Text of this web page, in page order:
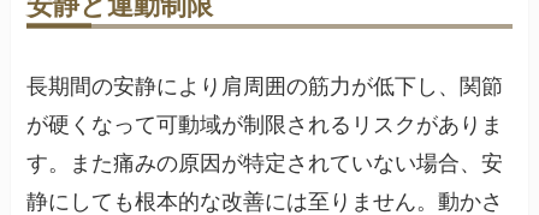
長期間の安静により肩周囲の筋力が低下し、関節
が硬くなって可動域が制限されるリスクがありま
す。また痛みの原因が特定されていない場合、安
静にしても根本的な改善には至りません。動かさ